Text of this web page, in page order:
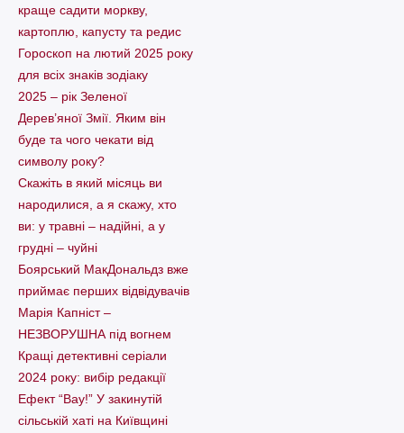
краще садити моркву,
картоплю, капусту та редис
Гороскоп на лютий 2025 року
для всіх знаків зодіаку
2025 – рік Зеленої
Дерев’яної Змії. Яким він
буде та чого чекати від
символу року?
Скажіть в який місяць ви
народилися, а я скажу, хто
ви: у травні – надійні, а у
грудні – чуйні
Боярський МакДональдз вже
приймає перших відвідувачів
Марія Капніст –
НЕЗВОРУШНА під вогнем
Кращі детективні серіали
2024 року: вибір редакції
Ефект “Вау!” У закинутій
сільській хаті на Київщині